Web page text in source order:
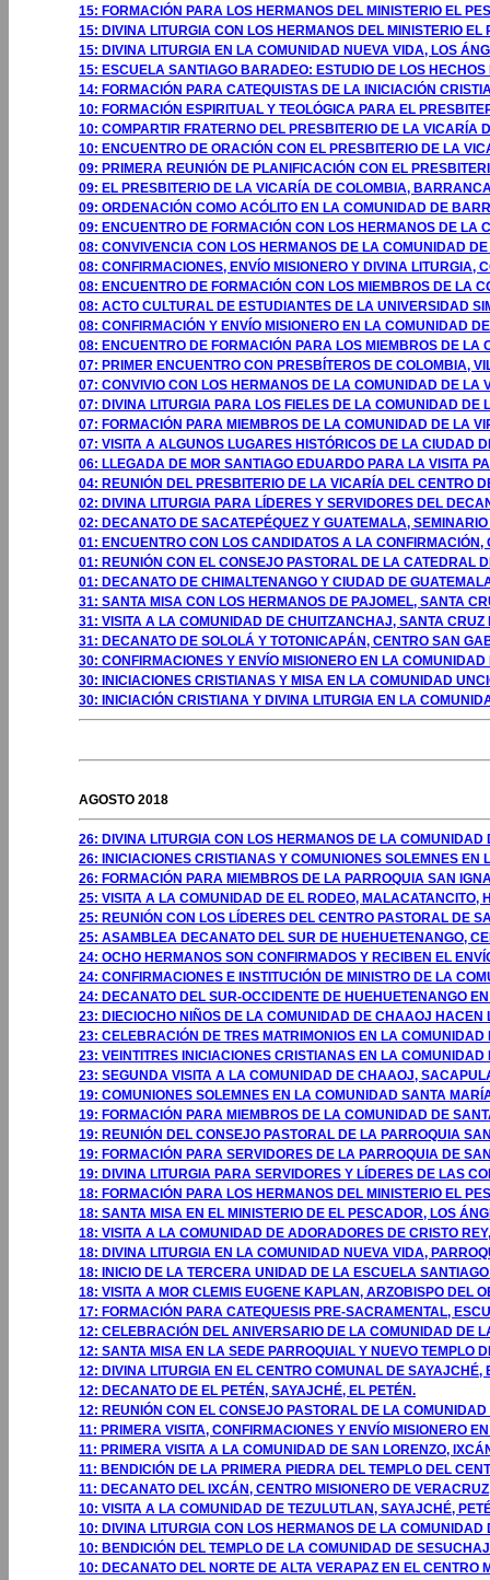
15: FORMACIÓN PARA LOS HERMANOS DEL MINISTERIO EL
15: DIVINA LITURGIA CON LOS HERMANOS DEL MINISTERIO
15: DIVINA LITURGIA EN LA COMUNIDAD NUEVA VIDA, LOS
15: ESCUELA SANTIAGO BARADEO: ESTUDIO DE LOS
14: FORMACIÓN PARA CATEQUISTAS DE LA INICIACIÓN
10: FORMACIÓN ESPIRITUAL Y TEOLÓGICA PARA EL
10: COMPARTIR FRATERNO DEL PRESBITERIO DE LA
10: ENCUENTRO DE ORACIÓN CON EL PRESBITERIO DE LA
09: PRIMERA REUNIÓN DE PLANIFICACIÓN CON EL
09: EL PRESBITERIO DE LA VICARÍA DE COLOMBIA,
09: ORDENACIÓN COMO ACÓLITO EN LA COMUNIDAD DE
09: ENCUENTRO DE FORMACIÓN CON LOS HERMANOS DE
08: CONVIVENCIA CON LOS HERMANOS DE LA COMUNIDAD
08: CONFIRMACIONES, ENVÍO MISIONERO Y DIVINA LITURGIA,
08: ENCUENTRO DE FORMACIÓN CON LOS MIEMBROS DE LA
08: ACTO CULTURAL DE ESTUDIANTES DE LA UNIVERSIDAD
08: CONFIRMACIÓN Y ENVÍO MISIONERO EN LA COMUNIDAD
08: ENCUENTRO DE FORMACIÓN PARA LOS MIEMBROS DE
07: PRIMER ENCUENTRO CON PRESBÍTEROS DE COLOMBIA,
07: CONVIVIO CON LOS HERMANOS DE LA COMUNIDAD DE
07: DIVINA LITURGIA PARA LOS FIELES DE LA COMUNIDAD
07: FORMACIÓN PARA MIEMBROS DE LA COMUNIDAD DE LA
07: VISITA A ALGUNOS LUGARES HISTÓRICOS DE LA CIUDAD
06: LLEGADA DE MOR SANTIAGO EDUARDO PARA LA VISITA
04: REUNIÓN DEL PRESBITERIO DE LA VICARÍA DEL CENTRO
02: DIVINA LITURGIA PARA LÍDERES Y SERVIDORES DEL
02: DECANATO DE SACATEPÉQUEZ Y GUATEMALA,
01: ENCUENTRO CON LOS CANDIDATOS A LA
01: REUNIÓN CON EL CONSEJO PASTORAL DE LA CATEDRAL
01: DECANATO DE CHIMALTENANGO Y CIUDAD DE
31: SANTA MISA CON LOS HERMANOS DE PAJOMEL, SANTA
31: VISITA A LA COMUNIDAD DE CHUITZANCHAJ, SANTA
31: DECANATO DE SOLOLÁ Y TOTONICAPÁN, CENTRO SAN
30: CONFIRMACIONES Y ENVÍO MISIONERO EN LA
30: INICIACIONES CRISTIANAS Y MISA EN LA COMUNIDAD
30: INICIACIÓN CRISTIANA Y DIVINA LITURGIA EN LA
AGOSTO 2018
26: DIVINA LITURGIA CON LOS HERMANOS DE LA
26: INICIACIONES CRISTIANAS Y COMUNIONES SOLEMNES
26: FORMACIÓN PARA MIEMBROS DE LA PARROQUIA SAN
25: VISITA A LA COMUNIDAD DE EL RODEO, MALACATANCITO,
25: REUNIÓN CON LOS LÍDERES DEL CENTRO PASTORAL DE
25: ASAMBLEA DECANATO DEL SUR DE HUEHUETENANGO,
24: OCHO HERMANOS SON CONFIRMADOS Y RECIBEN EL
24: CONFIRMACIONES E INSTITUCIÓN DE MINISTRO DE LA
24: DECANATO DEL SUR-OCCIDENTE DE HUEHUETENANGO
23: DIECIOCHO NIÑOS DE LA COMUNIDAD DE CHAAOJ
23: CELEBRACIÓN DE TRES MATRIMONIOS EN LA
23: VEINTITRES INICIACIONES CRISTIANAS EN LA
23: SEGUNDA VISITA A LA COMUNIDAD DE CHAAOJ,
19: COMUNIONES SOLEMNES EN LA COMUNIDAD SANTA
19: FORMACIÓN PARA MIEMBROS DE LA COMUNIDAD DE
19: REUNIÓN DEL CONSEJO PASTORAL DE LA PARROQUIA
19: FORMACIÓN PARA SERVIDORES DE LA PARROQUIA DE
19: DIVINA LITURGIA PARA SERVIDORES Y LÍDERES DE LAS
18: FORMACIÓN PARA LOS HERMANOS DEL MINISTERIO EL
18: SANTA MISA EN EL MINISTERIO DE EL PESCADOR, LOS
18: VISITA A LA COMUNIDAD DE ADORADORES DE CRISTO
18: DIVINA LITURGIA EN LA COMUNIDAD NUEVA VIDA,
18: INICIO DE LA TERCERA UNIDAD DE LA ESCUELA
18: VISITA A MOR CLEMIS EUGENE KAPLAN, ARZOBISPO DEL
17: FORMACIÓN PARA CATEQUESIS PRE-SACRAMENTAL,
12: CELEBRACIÓN DEL ANIVERSARIO DE LA COMUNIDAD DE
12: SANTA MISA EN LA SEDE PARROQUIAL Y NUEVO TEMPLO
12: DIVINA LITURGIA EN EL CENTRO COMUNAL DE SAYAJCHÉ,
12: DECANATO DE EL PETÉN, SAYAJCHÉ, EL PETÉN.
12: REUNIÓN CON EL CONSEJO PASTORAL DE LA
11: PRIMERA VISITA, CONFIRMACIONES Y ENVÍO MISIONERO
11: PRIMERA VISITA A LA COMUNIDAD DE SAN LORENZO,
11: BENDICIÓN DE LA PRIMERA PIEDRA DEL TEMPLO DEL
11: DECANATO DEL IXCÁN, CENTRO MISIONERO DE
10: VISITA A LA COMUNIDAD DE TEZULUTLAN, SAYAJCHÉ,
10: DIVINA LITURGIA CON LOS HERMANOS DE LA
10: BENDICIÓN DEL TEMPLO DE LA COMUNIDAD DE
10: DECANATO DEL NORTE DE ALTA VERAPAZ EN EL CENTRO